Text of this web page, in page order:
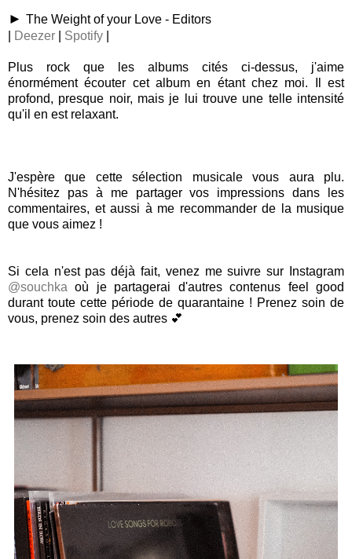
► The Weight of your Love - Editors
Deezer Spotify
Plus rock que les albums cités ci-dessus, j'aime
énormément écouter cet album en étant chez moi. Il est
profond, presque noir, mais je lui trouve une telle intensité
qu'il en est relaxant.
J'espère que cette sélection musicale vous aura plu.
N'hésitez pas à me partager vos impressions dans les
commentaires, et aussi à me recommander de la musique
que vous aimez !
Si cela n'est pas déjà fait, venez me suivre sur Instagram
@souchka où je partagerai d'autres contenus feel good
durant toute cette période de quarantaine ! Prenez soin de
vous, prenez soin des autres 💕